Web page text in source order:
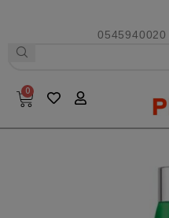
0545940020
0